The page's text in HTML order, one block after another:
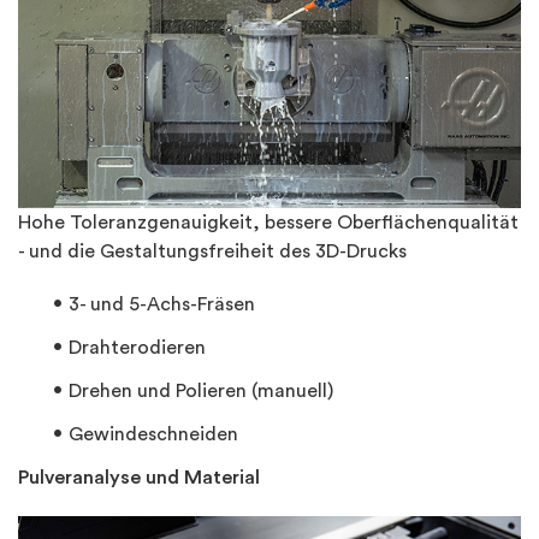
Hohe Toleranzgenauigkeit, bessere Oberflächenqualität
- und die Gestaltungsfreiheit des 3D-Drucks
3- und 5-Achs-Fräsen
Drahterodieren
Drehen und Polieren (manuell)
Gewindeschneiden
Pulveranalyse und Material